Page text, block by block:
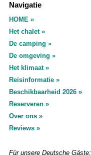
Navigatie
HOME
Het chalet
De camping
De omgeving
Het klimaat
Reisinformatie
Beschikbaarheid 2026
Reserveren
Over ons
Reviews
Für unsere Deutsche Gäste: